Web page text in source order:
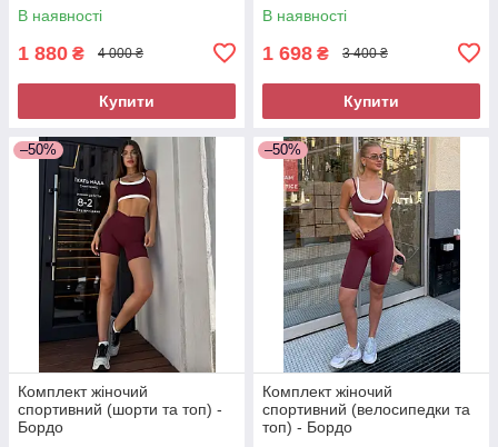
В наявності
1 880 ₴ 4 000 ₴
Купити
В наявності
1 698 ₴ 3 400 ₴
Купити
–50%
Комплект жіночий
спортивний (шорти та топ) -
Бордо
–50%
Комплект жіночий
спортивний (велосипедки та
топ) - Бордо